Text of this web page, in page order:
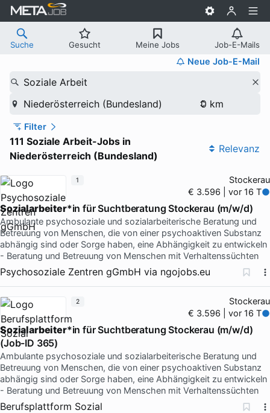
Suche Gesucht Meine Jobs Job-E-Mails
Neue Job-E-Mail
Soziale Arbeit
Niederösterreich (Bundesland)
Filter
111 Soziale Arbeit-Jobs in
Niederösterreich (Bundesland)
Relevanz
Stockerau
€ 3.596 | vor 16 T
Sozialarbeiter*in für Suchtberatung Stockerau (m/w/d)
Ambulante psychosoziale und sozialarbeiterische Beratung und
Betreuung von Menschen, die von einer psychoaktiven Substanz
abhängig sind oder Sorge haben, eine Abhängigkeit zu entwickeln
- Beratung und Betreuung von Menschen mit Verhaltenssüchten
Psychosoziale Zentren gGmbH via ngojobs.eu
1
Stockerau
€ 3.596 | vor 16 T
Sozialarbeiter*in für Suchtberatung Stockerau (m/w/d)
(Job-ID 365)
Ambulante psychosoziale und sozialarbeiterische Beratung und
Betreuung von Menschen, die von einer psychoaktiven Substanz
abhängig sind oder Sorge haben, eine Abhängigkeit zu entwickeln
- Beratung und Betreuung von Menschen mit Verhaltenssüchten
Berufsplattform Sozial
2